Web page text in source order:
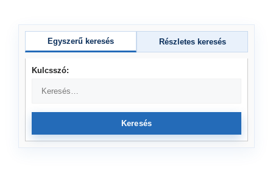
Egyszerű keresés Részletes keresés
Kulcsszó:
Keresés